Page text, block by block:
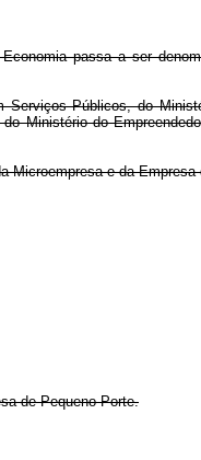
passa a ser
Públicos, do
Ministério do
Microempresa e daEmpresa
de Pequeno Porte.